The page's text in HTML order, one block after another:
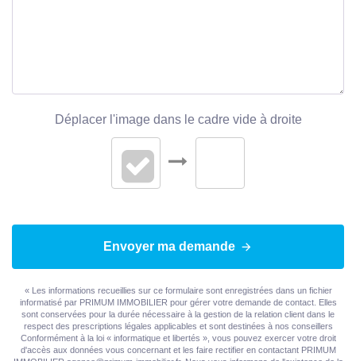
Surface de référence 225
Déplacer l'image dans le cadre vide à droite
Envoyer ma demande
« Les informations recueillies sur ce formulaire sont enregistrées dans un fichier
informatisé par PRIMUM IMMOBILIER pour gérer votre demande de contact. Elles
sont conservées pour la durée nécessaire à la gestion de la relation client dans le
respect des prescriptions légales applicables et sont destinées à nos conseillers
Conformément à la loi « informatique et libertés », vous pouvez exercer votre droit
d'accès aux données vous concernant et les faire rectifier en contactant PRIMUM